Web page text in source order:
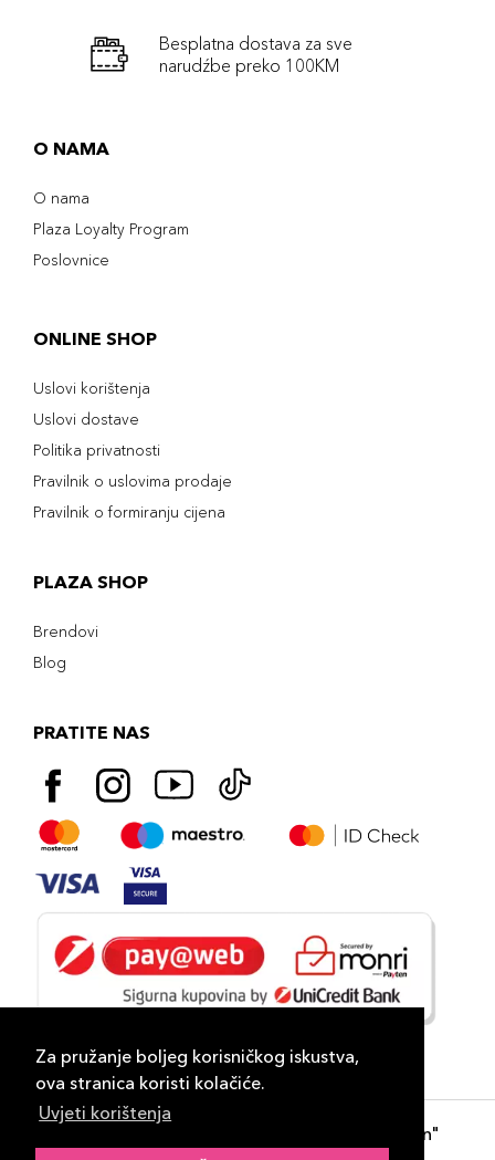
Za pružanje boljeg korisničkog iskustva,
ova stranica koristi kolačiće.
Uvjeti korištenja
Besplatna dostava za sve
narudźbe preko 100KM
O NAMA
O nama
Plaza Loyalty Program
Poslovnice
ONLINE SHOP
Uslovi korištenja
Uslovi dostave
Politika privatnosti
Pravilnik o uslovima prodaje
Pravilnik o formiranju cijena
PLAZA SHOP
Brendovi
Blog
PRATITE NAS
- "DP Lux Distribution"